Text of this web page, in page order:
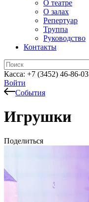
О театре
О залах
Репертуар
Труппа
Руководство
Контакты
Касса: +7 (3452) 46-86-03
Войти
События
Игрушки
Поделиться